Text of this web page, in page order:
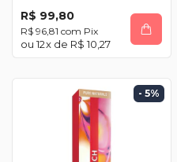
R$ 99,80
R$ 96,81 com Pix
12x de R$ 10,27
- 5%